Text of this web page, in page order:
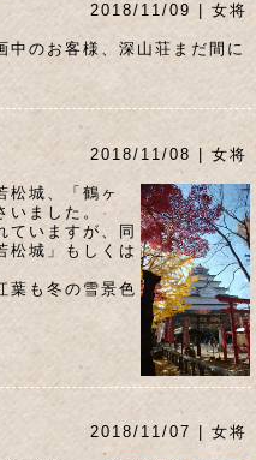
2018/11/09 | 女将
中のお客様、深山荘まだ間に
2018/11/08 | 女将
松城、「鶴ヶ
ました。
ていますが、同
松城」もしくは
葉も冬の雪景色
2018/11/07 | 女将